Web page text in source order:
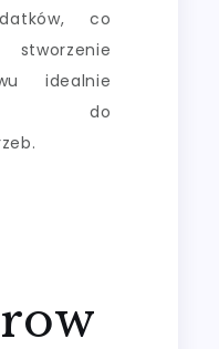
co
idealnie
do